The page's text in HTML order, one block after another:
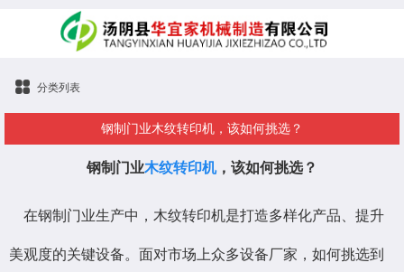
分类列表
钢制门业木纹转印机，该如何挑选？
钢制门业木纹转印机，该如何挑选？
在钢制门业生产中，木纹转印机是打造多样化产品、提升
美观度的关键设备。面对市场上众多设备厂家，如何挑选到